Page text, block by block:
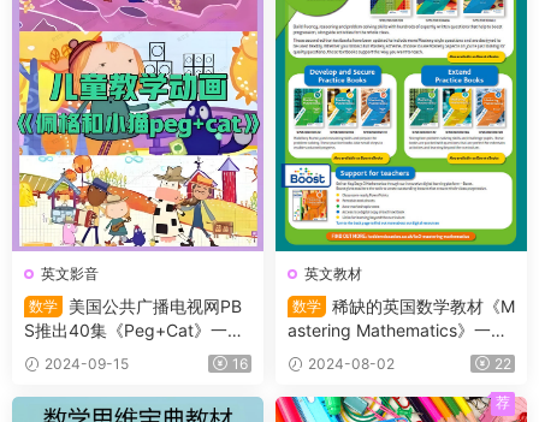
英文影音
数学
美国公共广播电视网PB
S推出40集《Peg+Cat》一部
以儿童数学教育为主题的动画
片 适合3-8岁小朋友观看
2024-09-15 16
英文教材
数学 稀缺的英国数学教材《M
astering Mathematics》一套
完整的IGCSE前置课程教材，
教材+练习+答案
2024-08-02 22
荐